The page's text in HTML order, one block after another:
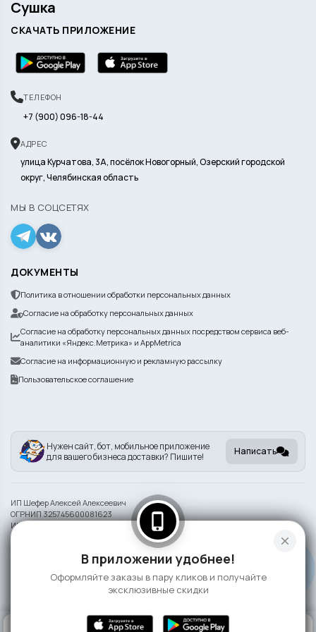
Сушка
СКАЧАТЬ ПРИЛОЖЕНИЕ
ТЕЛЕФОН
+7 (900) 096-18-44
АДРЕС
улица Курчатова, 3А, посёлок Новогорный, Озерский городской
округ, Челябинская область
МЫ В СОЦСЕТЯХ
ДОКУМЕНТЫ
Политика в отношении обработки персональных данных
Согласие на обработку персональных данных
Согласие на обработку персональных данных посредством сервиса веб-
аналитики «Яндекс.Метрика» и AppMetrica
Согласие на информационную и рекламную рассылку
Пользовательское соглашение
Нужен сайт, бот, мобильное приложение
для вашего бизнеса доставки? Пишите!
Написать
ИП Шефер Алексей Алексеевич
ОГРНИП 325745600081623
ИНН 742209932290
Информация на сайте носит справочный характер и не является публичной
2026 Сушка
КОРЗИНА
close
phone_iphone
В приложении удобнее!
Оформляйте заказы в пару кликов и получайте
эксклюзивные скидки